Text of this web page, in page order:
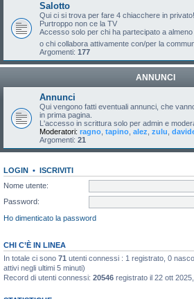
Salotto
Qui ci si trova per fare 4 chiacchere in privato!
Purtroppo non ce la TV
Accesso solo per chi ha partecipato a
o chi collabora attivamente con/per la
Argomenti: 177
ANNUNCI
Annunci
Qui vengono fatti eventuali annunci, che
in prima pagina.
L'accesso in scrittura solo per admin e
Moderatori: ragno tapino alez zulu
Argomenti: 21
LOGIN • ISCRIVITI
Nome utente:
Password:
Ho dimenticato la password
CHI C’È IN LINEA
In totale ci sono 71 utenti connessi : 1 registrato, 0
attivi negli ultimi 5 minuti)
Record di utenti connessi: 20546 registrato il 22 ott